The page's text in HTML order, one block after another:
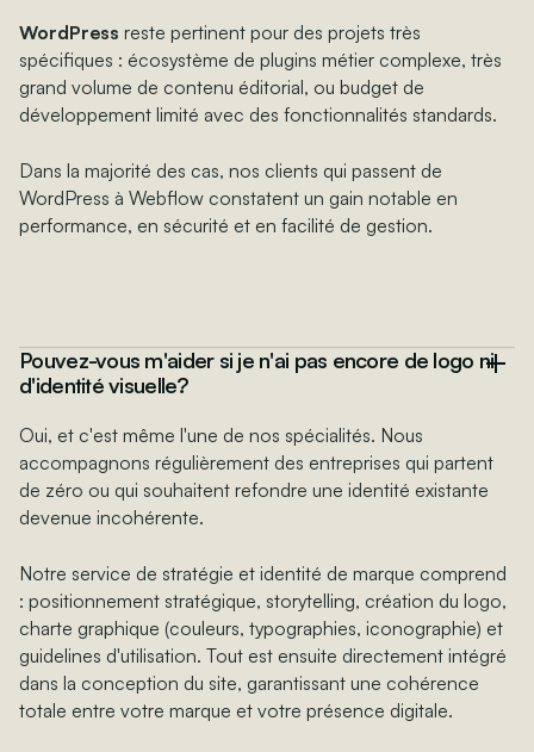
WordPress reste pertinent pour des projets très
spécifiques : écosystème de plugins métier complexe, très
grand volume de contenu éditorial, ou budget de
développement limité avec des fonctionnalités standards.
Dans la majorité des cas, nos clients qui passent de
WordPress à Webflow constatent un gain notable en
performance, en sécurité et en facilité de gestion.
Pouvez-vous m'aider si je n'ai pas encore de logo ni
d'identité visuelle?
Oui, et c'est même l'une de nos spécialités. Nous
accompagnons régulièrement des entreprises qui partent
de zéro ou qui souhaitent refondre une identité existante
devenue incohérente.
Notre service de stratégie et identité de marque comprend
: positionnement stratégique, storytelling, création du logo,
charte graphique (couleurs, typographies, iconographie) et
guidelines d'utilisation. Tout est ensuite directement intégré
dans la conception du site, garantissant une cohérence
totale entre votre marque et votre présence digitale.